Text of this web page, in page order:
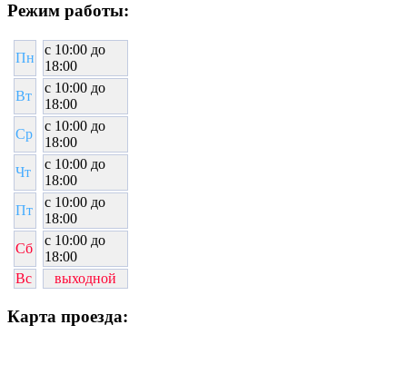
Режим работы:
Пн
c 10:00 до
18:00
Вт
c 10:00 до
18:00
Ср
c 10:00 до
18:00
Чт
c 10:00 до
18:00
Пт
c 10:00 до
18:00
Сб
c 10:00 до
18:00
Вс
выходной
Карта проезда: